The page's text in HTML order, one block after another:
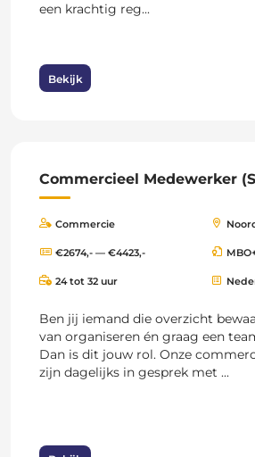
een krachtig reg...
Bekijk
Commercieel Medewerker
Commercie
€2674,- — €4423,-
24 tot 32 uur
Ben jij iemand die overzicht
van organiseren én graag een
Dan is dit jouw rol. Onze
zijn dagelijks in gesprek met ...